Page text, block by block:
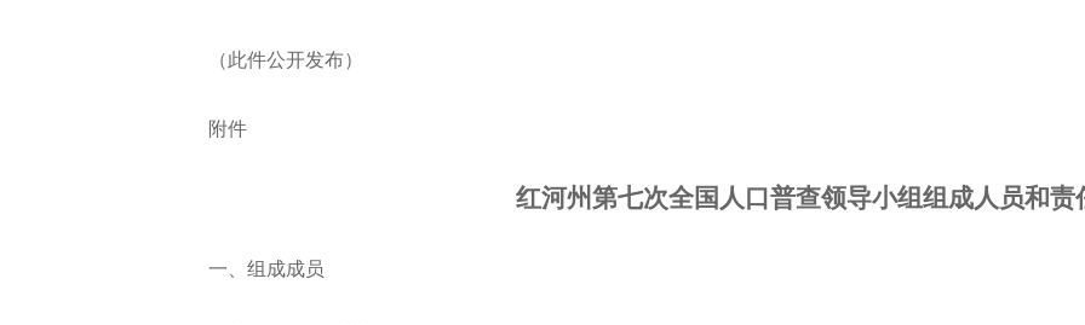
（此件公开发布）
附件
红河州第七次全国人口普查领导小组组成人员和责
一、组成成员